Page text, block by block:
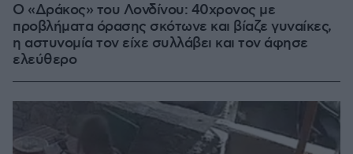
Ο «Δράκος» του Λονδίνου: 40χρονος με
προβλήματα όρασης σκότωνε και βίαζε γυναίκες,
η αστυνομία τον είχε συλλάβει και τον άφησε
ελεύθερο